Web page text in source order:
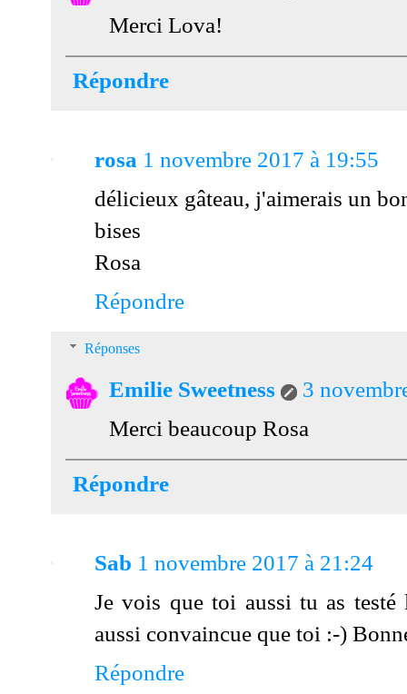
Merci Lova!
Répondre
rosa 1 novembre 2017 à 19:55
délicieux gâteau, j'aimerais un
bises
Rosa
Répondre
Réponses
Emilie Sweetness
3
Merci beaucoup Rosa
Répondre
Sab 1 novembre 2017 à 21:24
Je vois que toi aussi tu as
aussi convaincue que toi :-)
Répondre